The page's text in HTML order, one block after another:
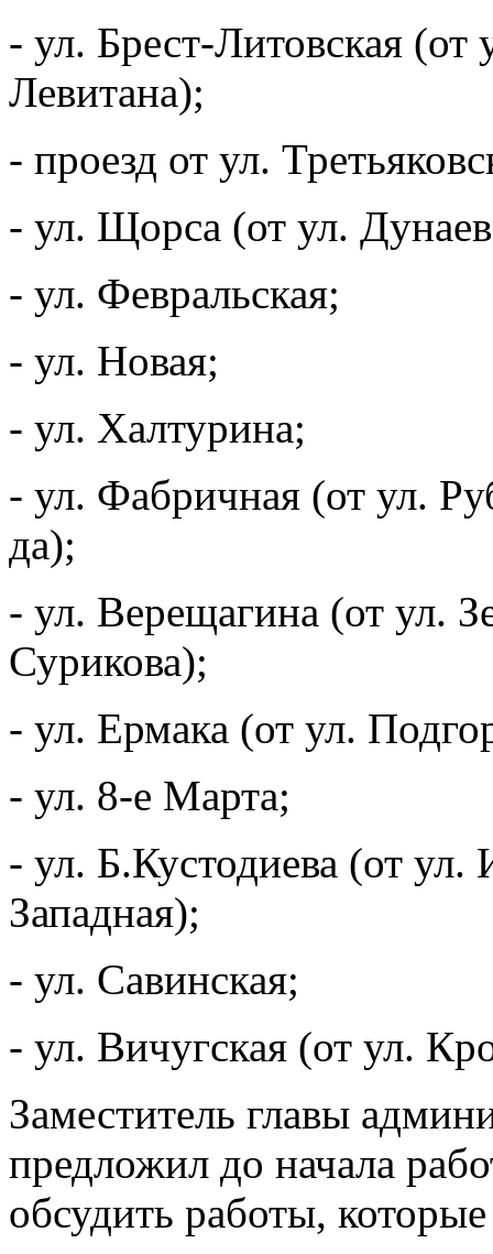
- ул. Брест-Литовская (от
Левитана);
- проезд от ул.
- ул. Щорса (от ул.
- ул. Февральская;
- ул. Новая;
- ул. Халтурина;
- ул. Фабричная (от ул.
да);
- ул. Верещагина (от ул.
Сурикова);
- ул. Ермака (от ул.
- ул. 8-е Марта;
- ул. Б.Кустодиева (от ул.
Западная);
- ул. Савинская;
- ул. Вичугская (от ул.
Заместитель главы
предложил до начала
обсудить работы,